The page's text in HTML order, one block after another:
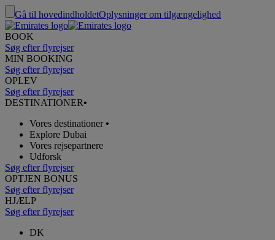
Gå til hovedindholdetOplysninger om tilgængelighed
BOOK
Søg efter flyrejser
MIN BOOKING
Søg efter flyrejser
OPLEV
Søg efter flyrejser
DESTINATIONER•
Vores destinationer •
Explore Dubai
Vores rejsepartnere
Udforsk
Søg efter flyrejser
OPTJEN BONUS
Søg efter flyrejser
HJÆLP
Søg efter flyrejser
DK